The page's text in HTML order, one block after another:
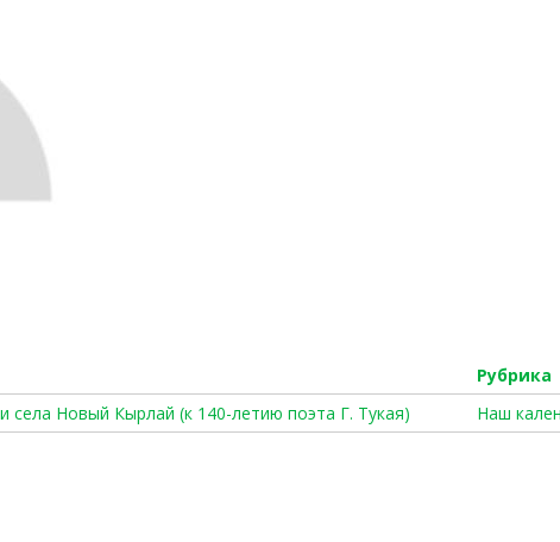
Рубрика
села Новый Кырлай (к 140-летию поэта Г. Тукая)
Наш